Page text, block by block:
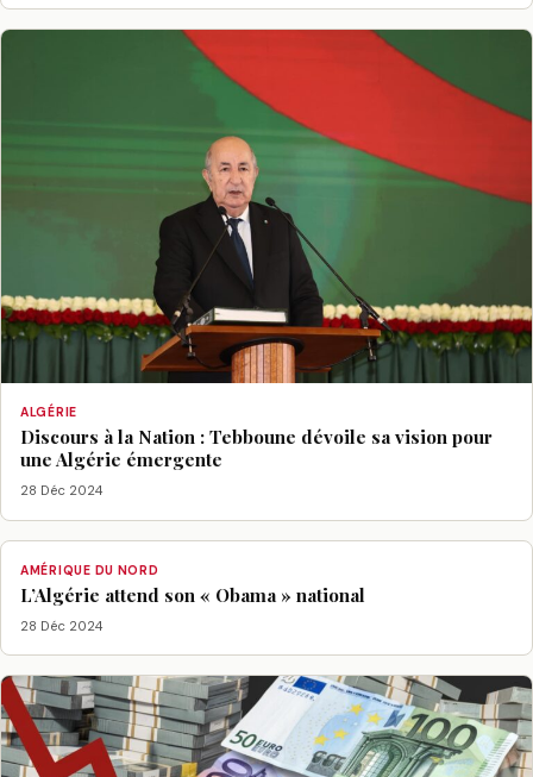
ALGÉRIE
Discours à la Nation : Tebboune dévoile sa vision pour
une Algérie émergente
28 Déc 2024
AMÉRIQUE DU NORD
L’Algérie attend son « Obama » national
28 Déc 2024